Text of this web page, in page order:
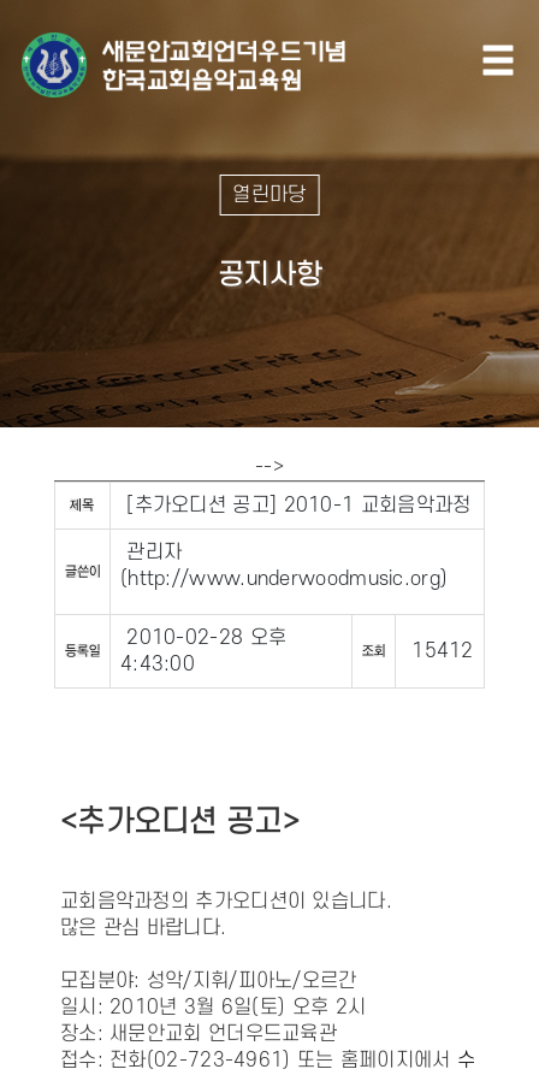
열린마당
공지사항
-->
[추가오디션 공고] 2010-1 교회음악과정
관리자
( http://www.underwoodmusic.org)
2010-02-28 오후
4:43:00
15412
<추가오디션 공고>
교회음악과정의 추가오디션이 있습니다.
많은 관심 바랍니다.
모집분야: 성악/지휘/피아노/오르간
일시: 2010년 3월 6일(토) 오후 2시
장소: 새문안교회 언더우드교육관
접수: 전화(02-723-4961) 또는 홈페이지에서 수